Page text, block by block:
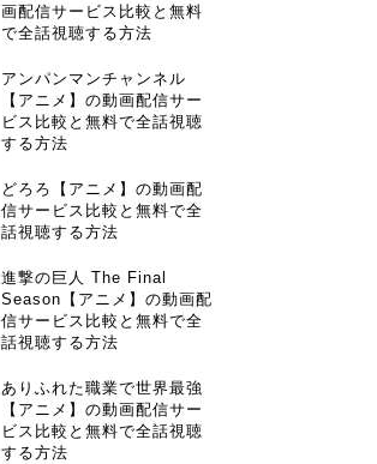
画配信サービス比較と無料
で全話視聴する方法
アンパンマンチャンネル
【アニメ】の動画配信サー
ビス比較と無料で全話視聴
する方法
どろろ【アニメ】の動画配
信サービス比較と無料で全
話視聴する方法
進撃の巨人 The Final
Season【アニメ】の動画配
信サービス比較と無料で全
話視聴する方法
ありふれた職業で世界最強
【アニメ】の動画配信サー
ビス比較と無料で全話視聴
する方法